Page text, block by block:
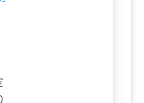
Current
price